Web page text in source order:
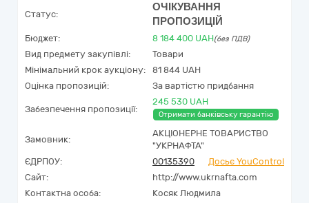
Статус:
ОЧІКУВАННЯ
ПРОПОЗИЦІЙ
Бюджет: 8 184 400 UAH(без ПДВ)
Вид предмету закупівлі:
Товари
Мінімальний крок аукціону:
81 844 UAH
Оцінка пропозицій:
За вартістю придбання
Забезпечення пропозиції:
245 530 UAH
Отримати банківську гарантію
Замовник:
АКЦІОНЕРНЕ ТОВАРИСТВО
"УКPНAФТА"
ЄДРПОУ:
00135390
Досьє YouControl
Сайт:
http://www.ukrnafta.com
Контактна особа:
Косяк Людмила